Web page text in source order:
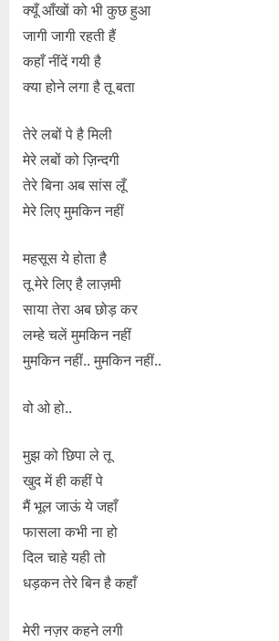
क्यूँ आँखों को भी कुछ हुआ
जागी जागी रहती हैं
कहाँ नींदें गयी है
क्या होने लगा है तू बता
तेरे लबों पे है मिली
मेरे लबों को ज़िन्दगी
तेरे बिना अब सांस लूँ
मेरे लिए मुमकिन नहीं
महसूस ये होता है
तू मेरे लिए है लाज़मी
साया तेरा अब छोड़ कर
लम्हे चलें मुमकिन नहीं
मुमकिन नहीं.. मुमकिन नहीं..
वो ओ हो..
मुझ को छिपा ले तू
खुद में ही कहीं पे
मैं भूल जाऊं ये जहाँ
फासला कभी ना हो
दिल चाहे यही तो
धड़कन तेरे बिन है कहाँ
मेरी नज़र कहने लगी